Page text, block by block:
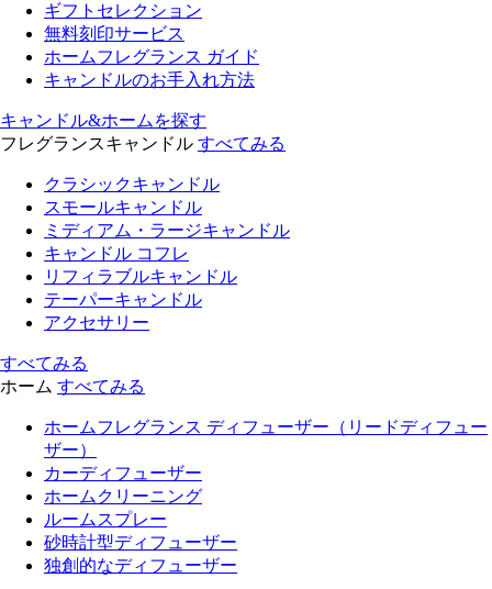
ギフトセレクション
無料刻印サービス
ホームフレグランス ガイド
キャンドルのお手入れ方法
キャンドル&ホームを探す
フレグランスキャンドル すべてみる
クラシックキャンドル
スモールキャンドル
ミディアム・ラージキャンドル
キャンドル コフレ
リフィラブルキャンドル
テーパーキャンドル
アクセサリー
すべてみる
ホーム すべてみる
ホームフレグランス ディフューザー（リードディフュー
ザー）
カーディフューザー
ホームクリーニング
ルームスプレー
砂時計型ディフューザー
独創的なディフューザー